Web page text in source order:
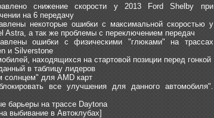
снижение скорости у 2013 Ford Shelby при
на 6 передачу
некоторые ошибки с максимальной скоростью у
Astra, а так же проблемы с переключением передач
ошибки с физическими "глюками" на трассах
и Silverstone
находящихся на стартовой позиции перед гонкой
в таблицу лидеров
солнцем" для AMD карт
все улучшения для данного автомобиля".
барьеры на трассе Daytona
выбивание в Автоклубах]